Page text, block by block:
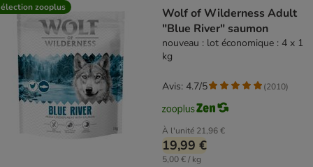
zooplus
Wolf of Wilderness Adult
"Blue River" saumon
nouveau : lot économique : 4 x 1
kg
À l'unité 21,96 €
19,99 €
5,00 € / kg
Avis: 4.7/5 (2010)